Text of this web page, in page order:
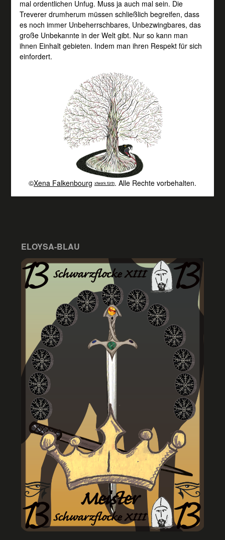
mal ordentlichen Unfug. Muss ja auch mal sein. Die
Treverer drumherum müssen schließlich begreifen, dass
es noch immer Unbeherrschbares, Unbezwingbares, das
große Unbekannte in der Welt gibt. Nur so kann man
ihnen Einhalt gebieten. Indem man ihren Respekt für sich
einfordert.
©Xena Falkenbourg xfwerk fürth. Alle Rechte vorbehalten.
ELOYSA-BLAU